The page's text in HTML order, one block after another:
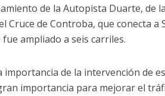
de la Autopista Duarte, de
Cruce de Controba, que conecta a
ampliado a seis carriles.
importancia de la intervención de
importancia para mejorar el